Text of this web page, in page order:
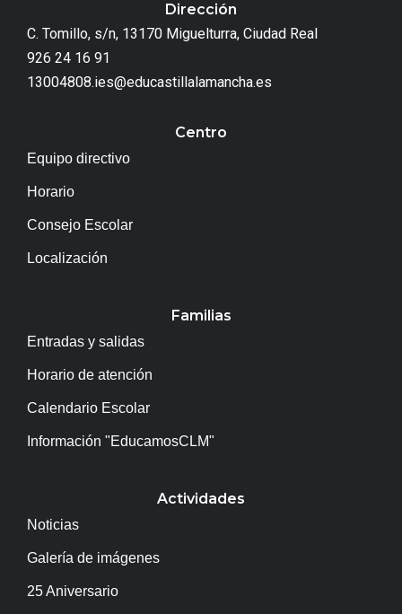
Dirección
C. Tomillo, s/n, 13170 Miguelturra, Ciudad Real
926 24 16 91
13004808.ies@educastillalamancha.es
Centro
Equipo directivo
Horario
Consejo Escolar
Localización
Familias
Entradas y salidas
Horario de atención
Calendario Escolar
Información "EducamosCLM"
Actividades
Noticias
Galería de imágenes
25 Aniversario